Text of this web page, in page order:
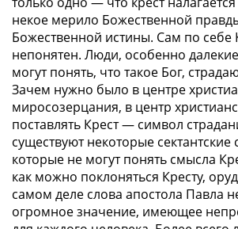
некое мерило Божественной
Божественной истины. Сам по себе
непонятен. Люди, особенно
могут понять, что такое Бог,
Зачем нужно было в центре
миросозерцания, в центр
поставлять Крест — символ
существуют некоторые сектантские
которые не могут понять смысла
как можно поклоняться Кресту,
самом деле слова апостола Павла
огромное значение, имеющее